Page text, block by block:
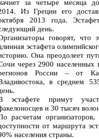
за четыре месяца
Из Греции его
2013 года.
день.
говорят, что
эстафета
Она преодолеет
через 2900 населенных
России – от
в среднем
эстафете примут
и 30 тысяч
расчетам
от маршрута
населения страны.